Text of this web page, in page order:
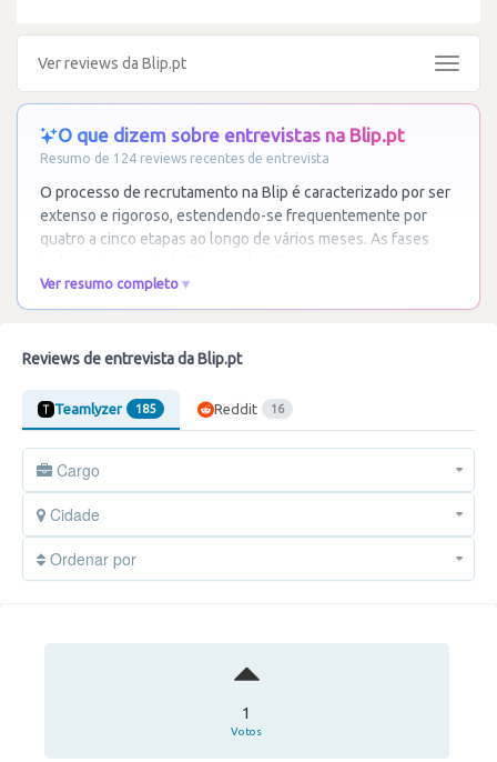
Ver reviews da Blip.pt
Toggle
O que dizem sobre entrevistas na Blip.pt
Resumo de 124 reviews recentes de entrevista
O processo de recrutamento na Blip é caracterizado por ser
extenso e rigoroso, estendendo-se frequentemente por
quatro a cinco etapas ao longo de vários meses. As fases
Ver resumo completo
Reviews de entrevista da Blip.pt
Teamlyzer 185 Reddit 16
Cargo
Cidade
Ordenar por
1
Votos